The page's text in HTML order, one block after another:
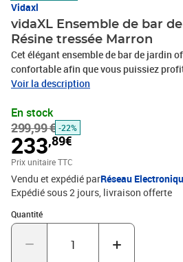
Vidaxl
vidaXL Ensemble de bar
Résine tressée Marron
Cet élégant ensemble de bar de jardin
confortable afin que vous puissiez
famille et vos amis. Cette table de
l’eau, assurant des années d’utilisation
dessus de table en verre trempé facilite
ont un solide cadre en acier et sont
résistante aux intempéries, ce qui
facilité de déplacement. Le dossier,
intégré ajoutent également au confort
Remarque : afin de prolonger la durée de
d'extérieur, nous vous recommandons
housse imperméable.Table :Couleur :
tressée, acier enduit de poudre, verre
Voir la description
En stock
299,99 € -22%
233,89€
Prix unitaire TTC
Vendu et expédié parRéseau
Expédié sous 2 jours livraison offerte
Quantité
Quantité : 1